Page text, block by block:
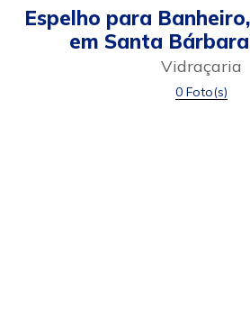
Espelho para
em Santa
Vidraçaria
0 Foto(s)